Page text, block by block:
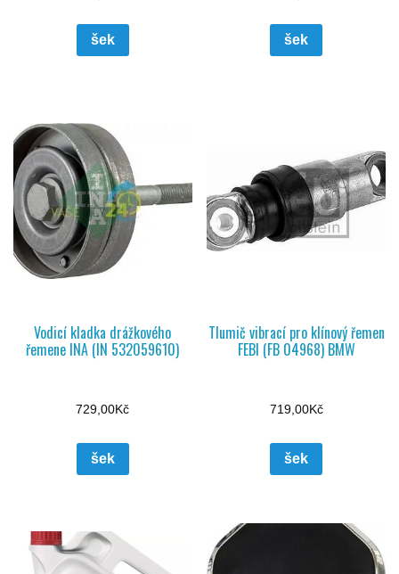
šek šek
Vodicí kladka drážkového
řemene INA (IN 532059610)
729,00Kč
šek
Tlumič vibrací pro klínový řemen
FEBI (FB 04968) BMW
719,00Kč
šek